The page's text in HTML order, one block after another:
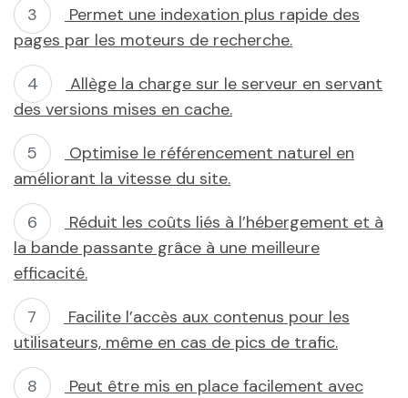
Permet une indexation plus rapide des
pages par les moteurs de recherche.
Allège la charge sur le serveur en servant
des versions mises en cache.
Optimise le référencement naturel en
améliorant la vitesse du site.
Réduit les coûts liés à l’hébergement et à
la bande passante grâce à une meilleure
efficacité.
Facilite l’accès aux contenus pour les
utilisateurs, même en cas de pics de trafic.
Peut être mis en place facilement avec